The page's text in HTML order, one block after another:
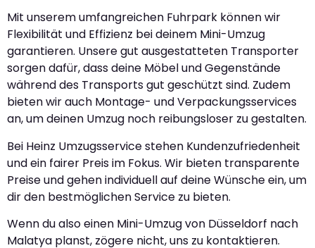
Mit unserem umfangreichen Fuhrpark können wir
Flexibilität und Effizienz bei deinem Mini-Umzug
garantieren. Unsere gut ausgestatteten Transporter
sorgen dafür, dass deine Möbel und Gegenstände
während des Transports gut geschützt sind. Zudem
bieten wir auch Montage- und Verpackungsservices
an, um deinen Umzug noch reibungsloser zu gestalten.
Bei Heinz Umzugsservice stehen Kundenzufriedenheit
und ein fairer Preis im Fokus. Wir bieten transparente
Preise und gehen individuell auf deine Wünsche ein, um
dir den bestmöglichen Service zu bieten.
Wenn du also einen Mini-Umzug von Düsseldorf nach
Malatya planst, zögere nicht, uns zu kontaktieren.